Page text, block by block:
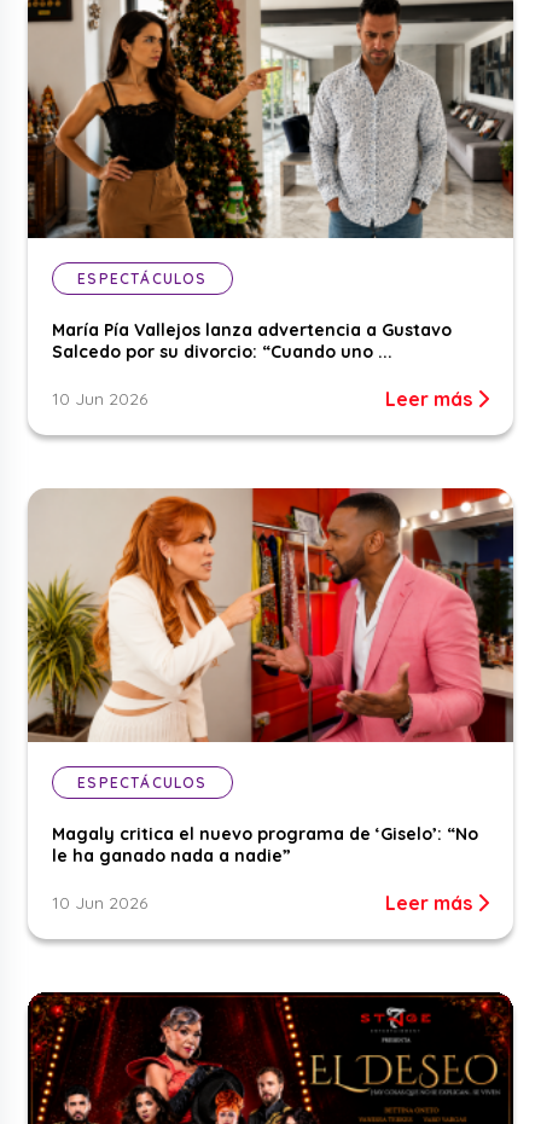
ESPECTÁCULOS
María Pía Vallejos lanza advertencia a Gustavo
Salcedo por su divorcio: “Cuando uno ...
10 Jun 2026 Leer más
ESPECTÁCULOS
Magaly critica el nuevo programa de ‘Giselo’: “No
le ha ganado nada a nadie”
10 Jun 2026 Leer más